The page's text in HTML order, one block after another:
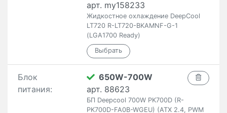
арт. my158233
Жидкостное охлаждение DeepCool
LT720 R-LT720-BKAMNF-G-1
(LGA1700 Ready)
Блок
питания:
650W-700W
арт. 88623
БП Deepcool 700W PK700D (R-
PK700D-FA0B-WGEU) (ATX 2.4, PWM